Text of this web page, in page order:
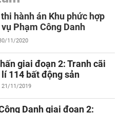
hành án Khu phức hợp
Phạm Công Danh
11/2020
giai đoạn 2: Tranh cãi
114 bất động sản
21/11/2019
Danh giai đoạn 2: